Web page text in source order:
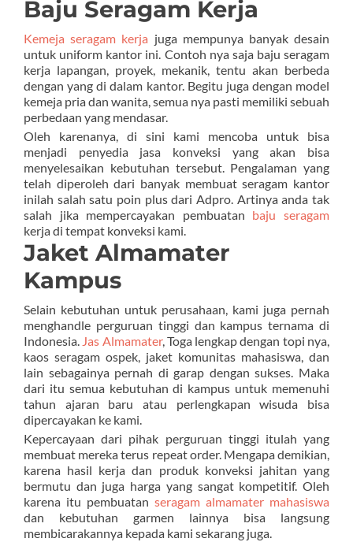
Baju Seragam Kerja
Kemeja seragam kerja juga mempunya banyak desain
untuk uniform kantor ini. Contoh nya saja baju seragam
kerja lapangan, proyek, mekanik, tentu akan berbeda
dengan yang di dalam kantor. Begitu juga dengan model
kemeja pria dan wanita, semua nya pasti memiliki sebuah
perbedaan yang mendasar.
Oleh karenanya, di sini kami mencoba untuk bisa
menjadi penyedia jasa konveksi yang akan bisa
menyelesaikan kebutuhan tersebut. Pengalaman yang
telah diperoleh dari banyak membuat seragam kantor
inilah salah satu poin plus dari Adpro. Artinya anda tak
salah jika mempercayakan pembuatan baju seragam
kerja di tempat konveksi kami.
Jaket Almamater
Kampus
Selain kebutuhan untuk perusahaan, kami juga pernah
menghandle perguruan tinggi dan kampus ternama di
Indonesia. Jas Almamater, Toga lengkap dengan topi nya,
kaos seragam ospek, jaket komunitas mahasiswa, dan
lain sebagainya pernah di garap dengan sukses. Maka
dari itu semua kebutuhan di kampus untuk memenuhi
tahun ajaran baru atau perlengkapan wisuda bisa
dipercayakan ke kami.
Kepercayaan dari pihak perguruan tinggi itulah yang
membuat mereka terus repeat order. Mengapa demikian,
karena hasil kerja dan produk konveksi jahitan yang
bermutu dan juga harga yang sangat kompetitif. Oleh
karena itu pembuatan seragam almamater mahasiswa
dan kebutuhan garmen lainnya bisa langsung
membicarakannya kepada kami sekarang juga.